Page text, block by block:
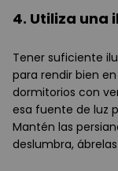
4. Utiliza una
Tener suficiente
para rendir bien
dormitorios con
esa fuente de luz
Mantén las
deslumbra,